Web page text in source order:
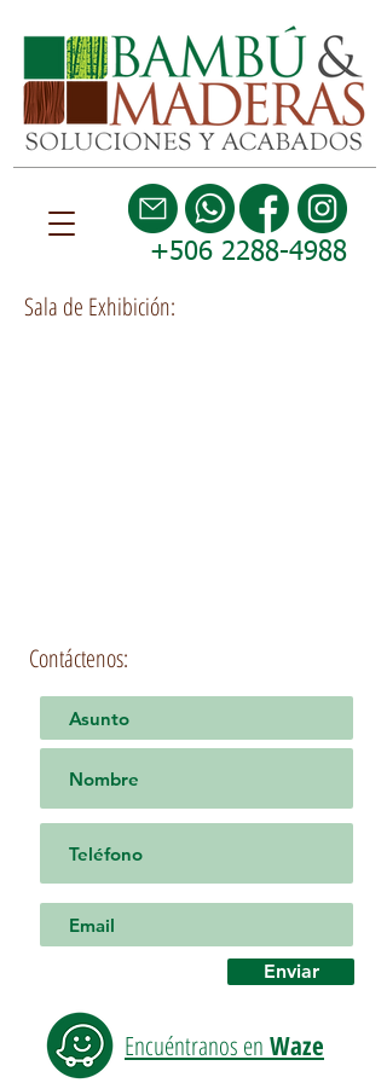
+506 2288-4988
Sala de Exhibición:
Contáctenos:
Enviar
Encuéntranos en Waze